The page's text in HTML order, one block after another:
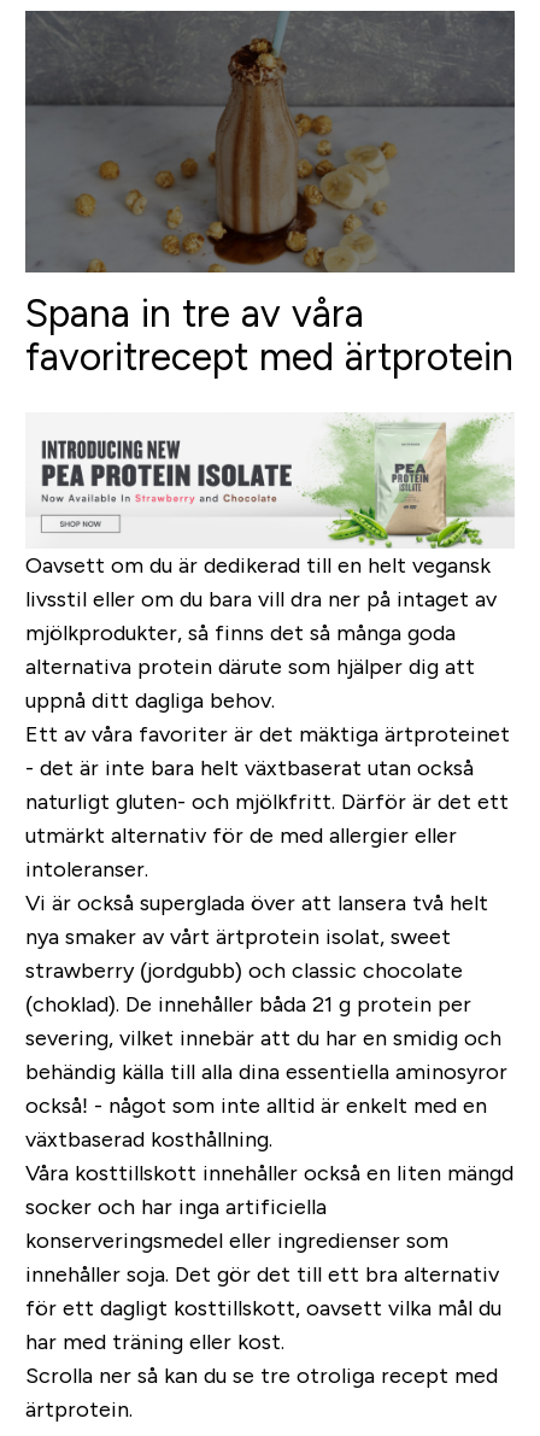
Spana in tre av våra
favoritrecept med ärtprotein
Oavsett om du är dedikerad till en helt vegansk
livsstil eller om du bara vill dra ner på intaget av
mjölkprodukter, så finns det så många goda
alternativa protein därute som hjälper dig att
uppnå ditt dagliga behov.
Ett av våra favoriter är det mäktiga ärtproteinet
- det är inte bara helt växtbaserat utan också
naturligt gluten- och mjölkfritt. Därför är det ett
utmärkt alternativ för de med allergier eller
intoleranser.
Vi är också superglada över att lansera två helt
nya smaker av vårt ärtprotein isolat, sweet
strawberry (jordgubb) och classic chocolate
(choklad). De innehåller båda 21 g protein per
severing, vilket innebär att du har en smidig och
behändig källa till alla dina essentiella aminosyror
också! - något som inte alltid är enkelt med en
växtbaserad kosthållning.
Våra kosttillskott innehåller också en liten mängd
socker och har inga artificiella
konserveringsmedel eller ingredienser som
innehåller soja. Det gör det till ett bra alternativ
för ett dagligt kosttillskott, oavsett vilka mål du
har med träning eller kost.
Scrolla ner så kan du se tre otroliga recept med
ärtprotein.